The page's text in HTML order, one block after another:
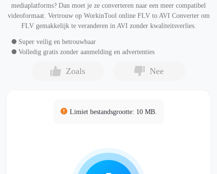
mediaplatforms? Dan moet je ze converteren naar een meer compatibel
videoformaat. Vertrouw op WorkinTool online FLV to AVI Converter om
FLV gemakkelijk te veranderen in AVI zonder kwaliteitsverlies.
Super veilig en betrouwbaar
Volledig gratis zonder aanmelding en advertenties
Zoals Nee
Limiet bestandsgrootte: 10 MB.